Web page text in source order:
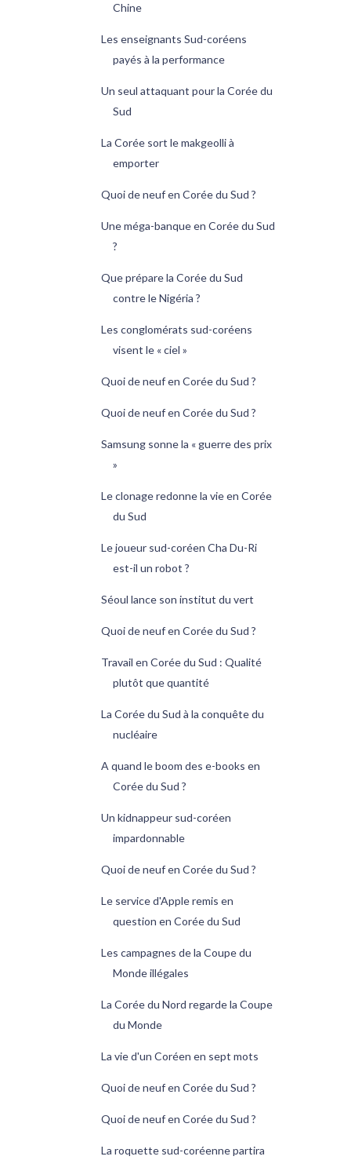
Chine
Les enseignants Sud-coréens
payés à la performance
Un seul attaquant pour la Corée du
Sud
La Corée sort le makgeolli à
emporter
Quoi de neuf en Corée du Sud ?
Une méga-banque en Corée du Sud
?
Que prépare la Corée du Sud
contre le Nigéria ?
Les conglomérats sud-coréens
visent le « ciel »
Quoi de neuf en Corée du Sud ?
Quoi de neuf en Corée du Sud ?
Samsung sonne la « guerre des prix
»
Le clonage redonne la vie en Corée
du Sud
Le joueur sud-coréen Cha Du-Ri
est-il un robot ?
Séoul lance son institut du vert
Quoi de neuf en Corée du Sud ?
Travail en Corée du Sud : Qualité
plutôt que quantité
La Corée du Sud à la conquête du
nucléaire
A quand le boom des e-books en
Corée du Sud ?
Un kidnappeur sud-coréen
impardonnable
Quoi de neuf en Corée du Sud ?
Le service d'Apple remis en
question en Corée du Sud
Les campagnes de la Coupe du
Monde illégales
La Corée du Nord regarde la Coupe
du Monde
La vie d'un Coréen en sept mots
Quoi de neuf en Corée du Sud ?
Quoi de neuf en Corée du Sud ?
La roquette sud-coréenne partira